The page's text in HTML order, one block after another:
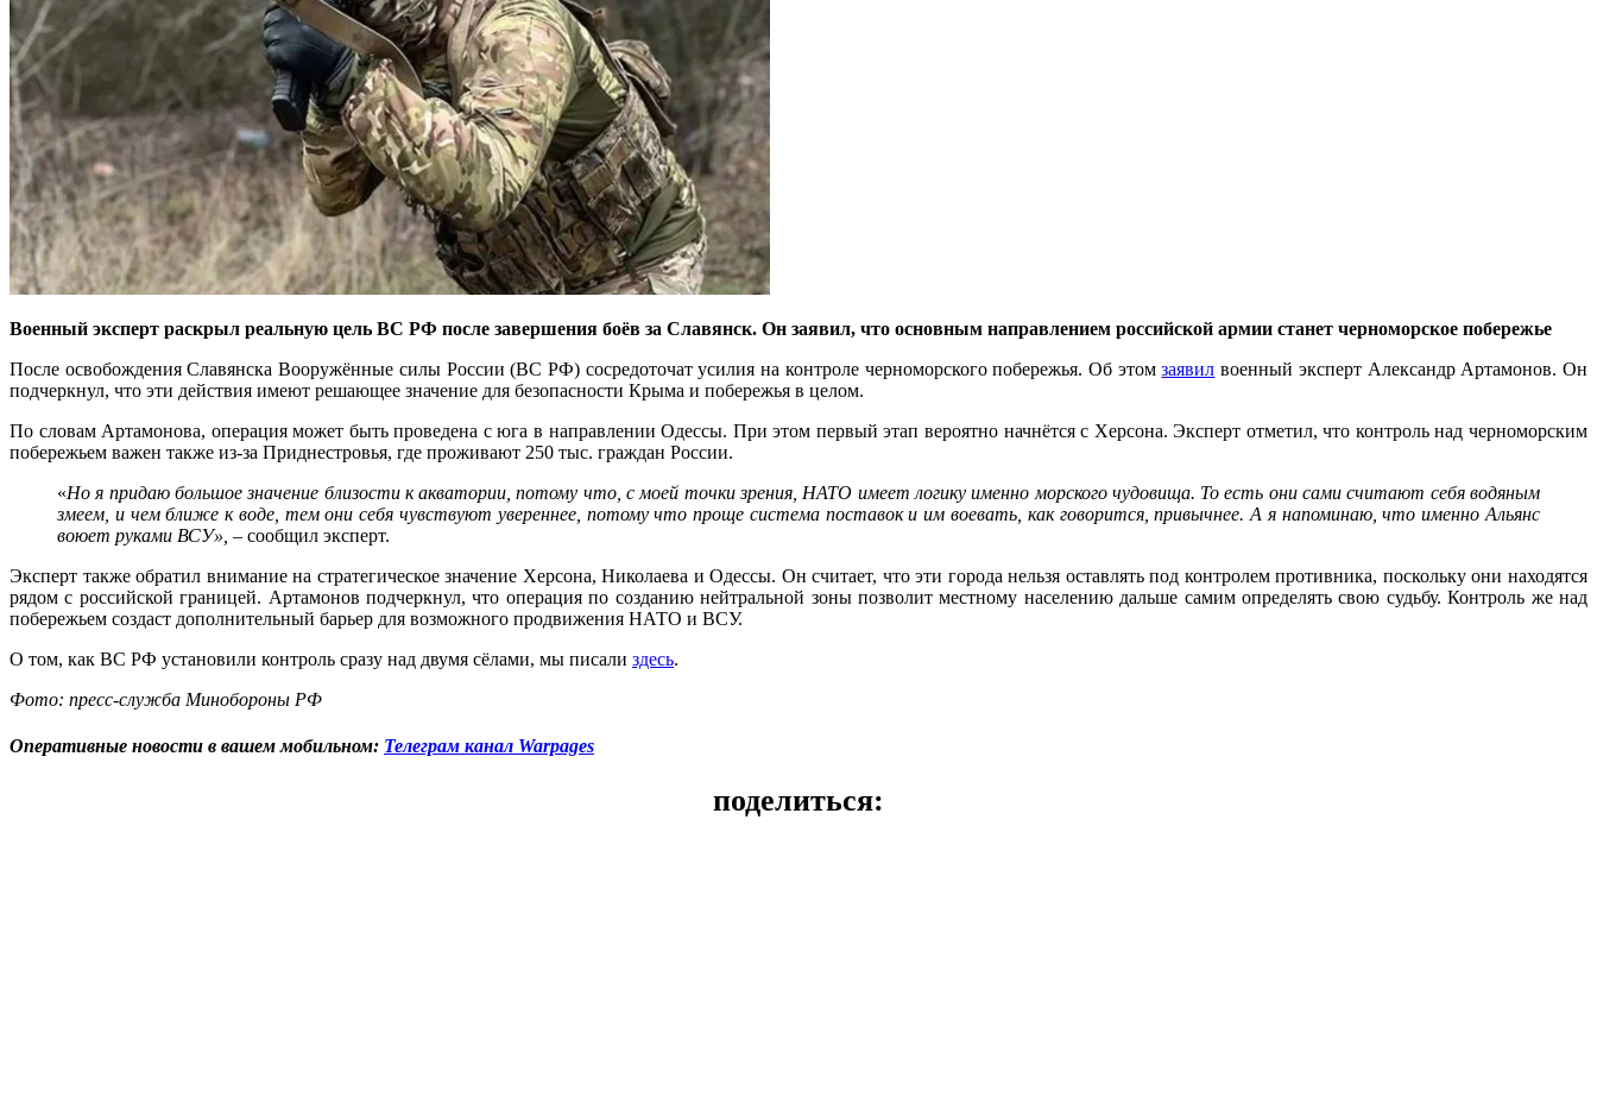
Военный эксперт раскрыл реальную цель ВС РФ после завершения боёв за Славянск. Он заявил, что основным направлением российской армии станет черноморское побережье
После освобождения Славянска Вооружённые силы России (ВС РФ) сосредоточат усилия на контроле черноморского побережья. Об этомзаявил военный эксперт Александр Артамонов. Он
подчеркнул, что эти действия имеют решающее значение для безопасности Крыма и побережья в целом.
По словам Артамонова, операция может быть проведена с юга в направлении Одессы. При этом первый этап вероятно начнётся с Херсона. Эксперт отметил, что контроль над черноморским
побережьем важен также из-за Приднестровья, где проживают 250 тыс. граждан России.
«Но я придаю большое значение близости к акватории, потому что, с моей точки зрения, НАТО имеет логику именно морского чудовища. То есть они сами считают себя водяным
змеем, и чем ближе к воде, тем они себя чувствуют увереннее, потому что проще система поставок и им воевать, как говорится, привычнее. А я напоминаю, что именно Альянс
воюет руками ВСУ», – сообщил эксперт.
Эксперт также обратил внимание на стратегическое значение Херсона, Николаева и Одессы. Он считает, что эти города нельзя оставлять под контролем противника, поскольку они находятся
рядом с российской границей. Артамонов подчеркнул, что операция по созданию нейтральной зоны позволит местному населению дальше самим определять свою судьбу. Контроль же над
побережьем создаст дополнительный барьер для возможного продвижения НАТО и ВСУ.
О том, как ВС РФ установили контроль сразу над двумя сёлами, мы писали здесь.
Фото: пресс-служба Минобороны РФ
Оперативные новости в вашем мобильном: Телеграм канал Warpages
поделиться: